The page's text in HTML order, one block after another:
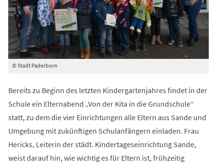
© Stadt Paderborn
Bereits zu Beginn des letzten Kindergartenjahres findet in der
Schule ein Elternabend „Von der Kita in die Grundschule“
statt, zu dem die vier Einrichtungen alle Eltern aus Sande und
Umgebung mit zukünftigen Schulanfängern einladen. Frau
Hericks, Leiterin der städt. Kindertageseinrichtung Sande,
weist darauf hin, wie wichtig es für Eltern ist, frühzeitig